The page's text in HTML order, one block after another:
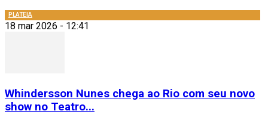
PLATEIA
18 mar 2026 - 12:41
Whindersson Nunes chega ao Rio com seu novo
show no Teatro...